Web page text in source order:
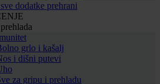
dodatke prehrani
grlo i kašalj
i dišni putevi
za gripu i prehladu